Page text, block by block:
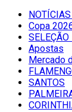
Copa
Apostas
Mercado
SANTOS